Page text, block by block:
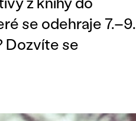
se odehraje 7.–9.
Dozvíte se